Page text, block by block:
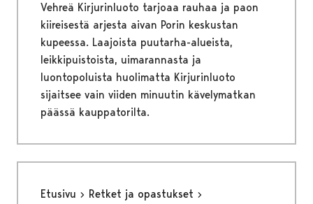
Vehreä Kirjurinluoto tarjoaa rauhaa ja paon
kiireisestä arjesta aivan Porin keskustan
kupeessa. Laajoista puutarha-alueista,
leikkipuistoista, uimarannasta ja
luontopoluista huolimatta Kirjurinluoto
sijaitsee vain viiden minuutin kävelymatkan
päässä kauppatorilta.
Etusivu
Retket ja opastukset